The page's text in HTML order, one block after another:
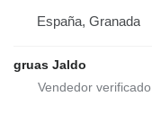
España, Granada
gruas Jaldo